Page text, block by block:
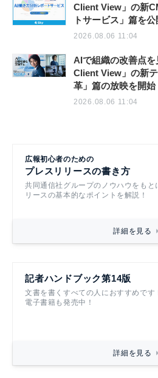
Client View」の新
トサービス」篇を公
2026.08.06 11:04
AIで組織の改善点
Client View」の新
革」篇の放映を開始
2026.08.06 11:04
広報初心者のための
プレスリリースの書き方
共同通信社グループのノウハウをもと
リースの基本的なポイントを解説！
詳細を見る
記者ハンドブック第14版
文書を書くすべての人におすすめです
電子書籍も発売中！
詳細を見る